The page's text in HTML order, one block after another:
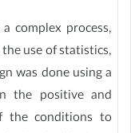
complex process,
use of statistics,
was done using a
the positive and
the conditions to